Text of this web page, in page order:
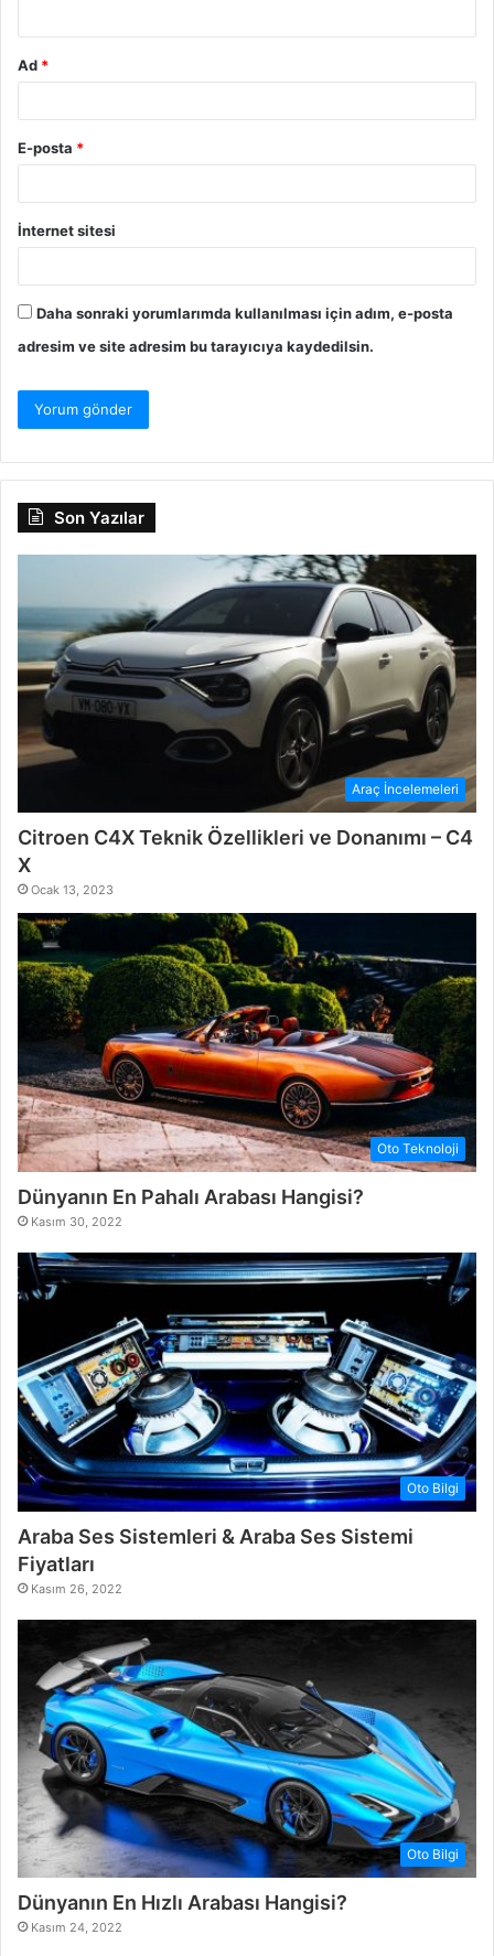
Ad *
E-posta *
İnternet sitesi
Daha sonraki yorumlarımda kullanılması için adım, e-posta
adresim ve site adresim bu tarayıcıya kaydedilsin.
Son Yazılar
Araç İncelemeleri
Citroen C4X Teknik Özellikleri ve Donanımı – C4
X
Ocak 13, 2023
Oto Teknoloji
Dünyanın En Pahalı Arabası Hangisi?
Kasım 30, 2022
Oto Bilgi
Araba Ses Sistemleri & Araba Ses Sistemi
Fiyatları
Kasım 26, 2022
Oto Bilgi
Dünyanın En Hızlı Arabası Hangisi?
Kasım 24, 2022